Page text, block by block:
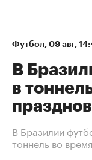
Футбол⁠, 09 авг,
В
в
В Бразилии
тоннель во